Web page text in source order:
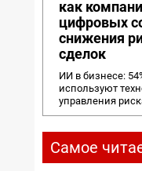
как
цифровых
снижения
сделок
ИИ в бизнесе:
используют
управления
Самое